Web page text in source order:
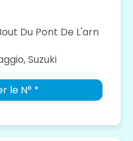
Du Pont De L'arn
Suzuki
le N° *